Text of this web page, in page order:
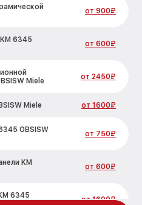
от 900₽
6345
от 600₽
Miele
от 2450₽
Miele от 1600₽
OBSISW
от 750₽
KM
от 600₽
6345
от 1600₽